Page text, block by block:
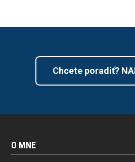
Chcete poradiť?
O MNE